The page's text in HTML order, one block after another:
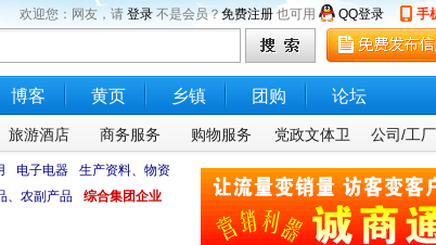
欢迎您：网友，请 登录 不是会员？免费注册 也可用 QQ登录 手
博客 黄页 乡镇 团购 论坛
旅游酒店 商务服务 购物服务 党政文体卫 公司/工厂
电子电器
生产资料、物资
、农副产品
综合集团企业